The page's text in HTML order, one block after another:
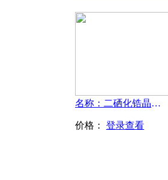
名称：二硒化锆晶体-ZrSe2
价格： 登录查看